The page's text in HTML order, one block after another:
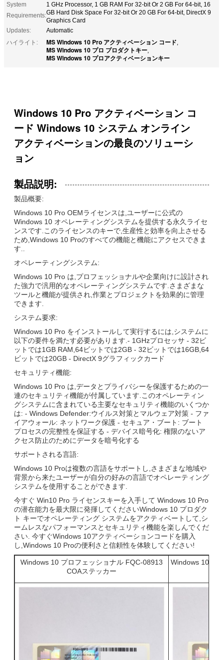
System
Requirements:
1 GHz Processor, 1 GB RAM For 32-bit Or 2 GB For 64-bit, 16
GB Hard Disk Space For 32-bit Or 20 GB For 64-bit, DirectX 9
Graphics Card
Updates:
Automatic
ハイライト:
MS Windows 10 Pro アクティベーション コード,
MS Windows 10 プロ プロダクトキー,
MS Windows 10 プロアクティベーションキー
Windows 10 Pro アクティベーション コ
ード Windows 10 システム オンライン
アクティベーションの最良のソリューシ
ョン
製品説明:
製品概要:
Windows 10 Pro OEMライセンスは,ユーザーに公式の
Windows 10 オペレーティングシステムを提供する永久ライセ
ンスです.このライセンスのキーで,生産性と効率を向上させる
ため,Windows 10 Proのすべての機能と機能にアクセスできま
す..
オペレーティングシステム:
Windows 10 Pro は,プロフェッショナルや企業向けに設計され
た強力で汎用的なオペレーティングシステムです.さまざまな
ツールと機能が提供され,作業とプロジェクトを効果的に管理
できます.
システム要求:
Windows 10 Pro をインストールして実行するには,システムに
以下の要件を満たす必要があります.- 1GHzプロセッサ - 32ビ
ットでは1GB RAM,64ビットでは2GB - 32ビットでは16GB,64
ビットでは20GB - DirectX 9グラフィックカード
セキュリティ機能:
Windows 10 Pro は,データとプライバシーを保護するための一
連のセキュリティ機能が付属しています.このオペレーティン
グシステムに含まれている主要なセキュリティ機能のいくつか
は: - Windows Defender:ウイルス対策とマルウェア対策 - ファ
イアウォール: ネットワーク保護 - セキュア・ブート: ブート
プロセスの完整性を保証する - デバイス暗号化: 権限のないア
クセス防止のためにデータを暗号化する
サポートされる言語:
Windows 10 Proは複数の言語をサポートし,さまざまな地域や
背景から来たユーザーが自分の好みの言語でオペレーティング
システムを使用することができます.
今すぐ Win10 Pro ライセンスキーを入手して Windows 10 Pro
の潜在能力を最大限に発揮してくださいWindows 10 プロダク
ト キーでオペレーティング システムをアクティベートして,シ
ームレスなパフォーマンスとセキュリティ機能を楽しんでくだ
さい. 今すぐWindows 10アクティベーションコードを購入
し,Windows 10 Proの便利さと信頼性を体験してください!
Windows 10 プロフェッショナル FQC-08913
COAステッカー
Windows 10